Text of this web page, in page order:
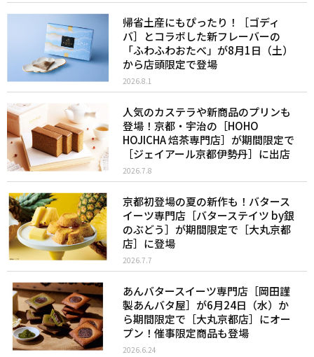
帰省土産にもぴったり！［ゴディ
バ］とコラボした新フレーバーの
「ふわふわおたべ」が8月1日（土）
から店頭限定で登場
2026.8.1
人気のカステラや新商品のプリンも
登場！京都・宇治の［HOHO
HOJICHA 焙茶専門店］が期間限定で
［ジェイアール京都伊勢丹］に出店
2026.7.8
京都初登場の夏の新作も！バタース
イーツ専門店［バターステイツ by銀
のぶどう］が期間限定で［大丸京都
店］に登場
2026.7.7
あんバタースイーツ専門店［岡田謹
製あんバタ屋］が6月24日（水）か
ら期間限定で［大丸京都店］にオー
プン！催事限定商品も登場
2026.6.24